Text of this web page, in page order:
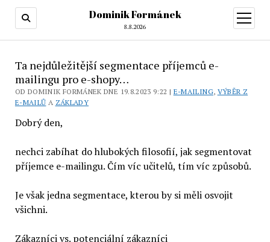
Dominik Formánek
8.8.2026
otevřít
menu
Ta nejdůležitější segmentace příjemců e-
mailingu pro e-shopy…
OD DOMINIK FORMÁNEK DNE 19.8.2023 9:22 | E-MAILING, VÝBĚR Z
E-MAILŮ A ZÁKLADY
Dobrý den,
nechci zabíhat do hlubokých filosofií, jak segmentovat
příjemce e-mailingu. Čím víc učitelů, tím víc způsobů.
Je však jedna segmentace, kterou by si měli osvojit
všichni.
Zákazníci vs. potenciální zákazníci